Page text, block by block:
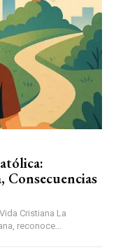
Consecuencias
Cristiana La
reconoce...